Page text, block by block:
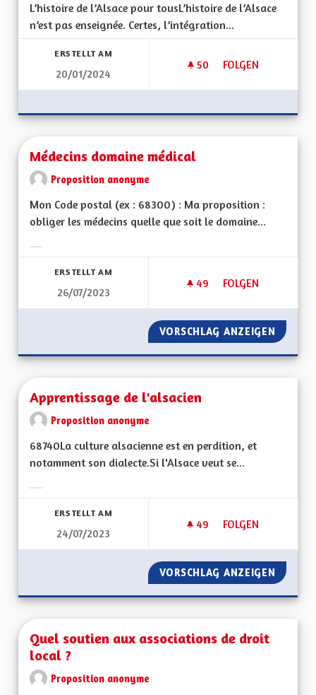
L’histoire de l’Alsace pour tousL’histoire de l’Alsace
n’est pas enseignée. Certes, l’intégration...
ERSTELLT AM
20/01/2024
50 50 FOLLOWER
FOLGEN
POUR UNE
Médecins domaine médical
Proposition anonyme
Mon Code postal (ex : 68300) : Ma proposition :
obliger les médecins quelle que soit le domaine...
ERSTELLT AM
26/07/2023
49 49 FOLLOWER
FOLGEN
MÉDECINS
VORSCHLAG ANZEIGEN
Apprentissage de l'alsacien
Proposition anonyme
68740La culture alsacienne est en perdition, et
notamment son dialecte.Si l'Alsace veut se...
ERSTELLT AM
24/07/2023
49 49 FOLLOWER
FOLGEN
APPRENTISSAGE
VORSCHLAG ANZEIGEN
Quel soutien aux associations de droit
local ?
Proposition anonyme